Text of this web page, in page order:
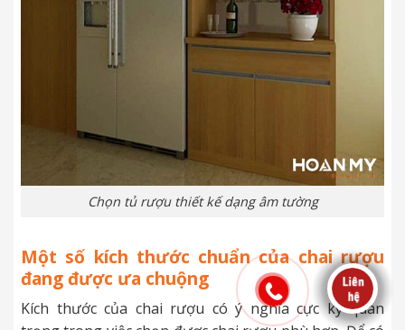
Chọn tủ rượu thiết kế dạng âm tường
Một số kích thước chuẩn của chai rượu
đang được ưa chuộng
Kích thước của chai rượu có ý nghĩa cực kỳ quan